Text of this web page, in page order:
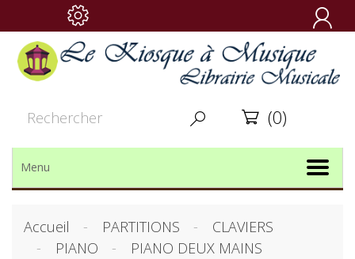

  (0)
Menu
Accueil PARTITIONS
CLAVIERS
PIANO
PIANO DEUX MAINS